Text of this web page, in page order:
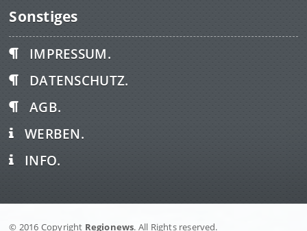
Sonstiges
IMPRESSUM.
DATENSCHUTZ.
AGB.
WERBEN.
INFO.
© 2016 Copyright Regionews. All Rights reserved.